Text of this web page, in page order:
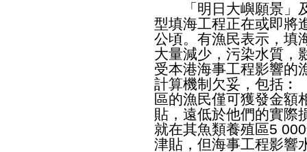
「明日大嶼願景」及
型填海工程正在或即將
公頃。有漁民表示，填
大量減少，污染水質，
受本港海事工程影響的
計算機制欠妥，包括︰
區的漁民僅可獲發金額
貼，遠低於他們的實際
就在其魚類養殖區5
津貼，但海事工程影響